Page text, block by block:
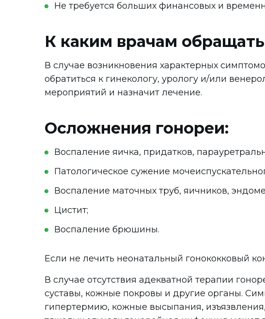
Не требуется больших финансовых и
К каким врачам
В случае возникновения характерных
обратиться к гинекологу, урологу и/или
мероприятий и назначит лечение.
Осложнения гонореи:
Воспаление яичка, придатков,
Патологическое сужение
Воспаление маточных труб, яичников,
Цистит;
Воспаление брюшины.
Если не лечить неонатальный гонококковый
В случае отсутствия адекватной терапии
суставы, кожные покровы и другие органы.
гипертермию, кожные высыпания,